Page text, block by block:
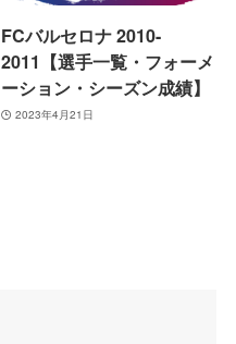
FCバルセロナ 2010-
2011【選手一覧・フォーメ
ーション・シーズン成績】
2023年4月21日